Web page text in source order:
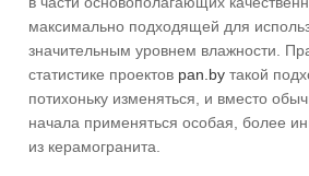
максимально подходящей для
значительным уровнем влажности.
статистике проектов pan.by такой
потихоньку изменяться, и вместо
начала применяться особая, более
из керамогранита.